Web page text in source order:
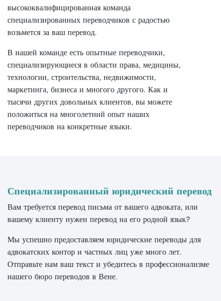
высококвалифицированная команда
специализированных переводчиков с радостью
возьмется за ваш перевод.
В нашей команде есть опытные переводчики,
специализирующиеся в области права, медицины,
технологии, строительства, недвижимости,
маркетинга, бизнеса и многого другого. Как и
тысячи других довольных клиентов, вы можете
положиться на многолетний опыт наших
переводчиков на конкретные языки.
Специализированный юридический перевод
Вам требуется перевод письма от вашего адвоката, или
вашему клиенту нужен перевод на его родной язык?
Мы успешно предоставляем юридические переводы для
адвокатских контор и частных лиц уже много лет.
Отправьте нам ваш текст и убедитесь в профессионализме
нашего бюро переводов в Вене.